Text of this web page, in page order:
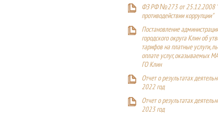
ФЗ РФ №273 от 25.12.2008
противодействии коррупции"
Постановление
городского округа Клин об
тарифов на платные услуги,
оплате услуг, оказываемых
ГО Клин
Отчет о результатах
2022 год
Отчет о результатах
2023 год